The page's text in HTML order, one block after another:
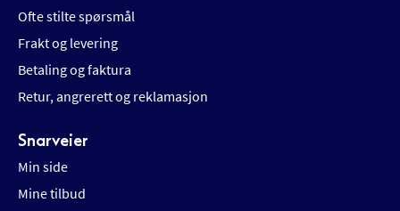
Ofte stilte spørsmål
Frakt og levering
Betaling og faktura
Retur, angrerett og reklamasjon
Snarveier
Min side
Mine tilbud